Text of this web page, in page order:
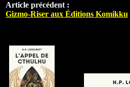
Article précédent :
Gizmo-Riser aux Éditions Komikku